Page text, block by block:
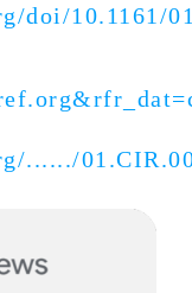
doi/10.1161/
....../